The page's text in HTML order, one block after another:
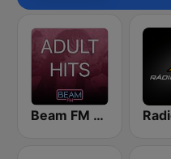
Beam FM - Adult Hits